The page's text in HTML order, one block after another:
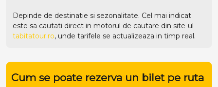
Depinde de destinatie si sezonalitate. Cel mai indicat
este sa cautati direct in motorul de cautare din site-ul
tabitatour.ro, unde tarifele se actualizeaza in timp real.
Cum se poate rezerva un bilet pe ruta